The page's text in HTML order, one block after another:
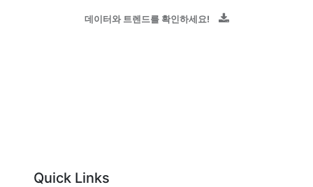
데이터와 트렌드를 확인하세요!
Quick Links